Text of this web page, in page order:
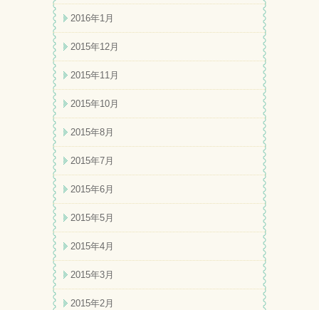
2016年1月
2015年12月
2015年11月
2015年10月
2015年8月
2015年7月
2015年6月
2015年5月
2015年4月
2015年3月
2015年2月